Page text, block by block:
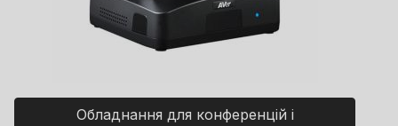
Обладнання для конференцій і